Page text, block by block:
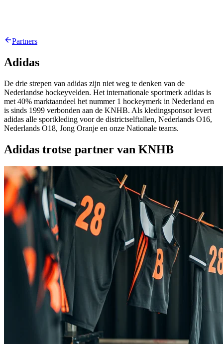
Partners
Adidas
De drie strepen van adidas zijn niet weg te denken van de
Nederlandse hockeyvelden. Het internationale sportmerk adidas is
met 40% marktaandeel het nummer 1 hockeymerk in Nederland en
is sinds 1999 verbonden aan de KNHB. Als kledingsponsor levert
adidas alle sportkleding voor de districtselftallen, Nederlands O16,
Nederlands O18, Jong Oranje en onze Nationale teams.
Adidas trotse partner van KNHB